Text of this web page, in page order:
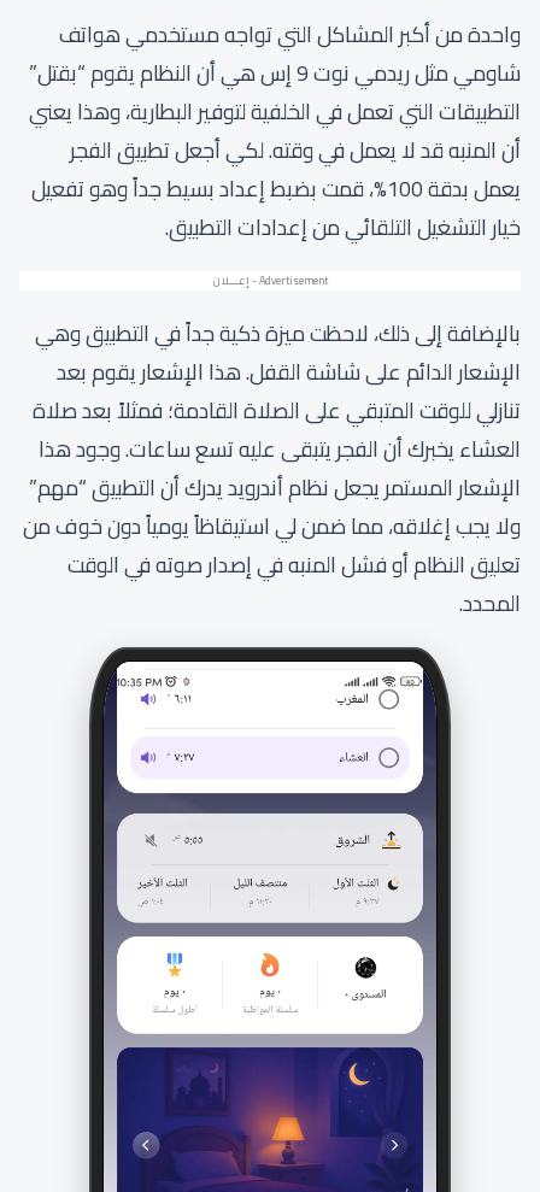
واحدة من أكبر المشاكل التي تواجه مستخدمي هواتف
شاومي مثل ريدمي نوت 9 إس هي أن النظام يقوم “بقتل”
التطبيقات التي تعمل في الخلفية لتوفير البطارية، وهذا يعني
أن المنبه قد لا يعمل في وقته. لكي أجعل تطبيق الفجر
يعمل بدقة 100%، قمت بضبط إعداد بسيط جداً وهو تفعيل
خيار التشغيل التلقائي من إعدادات التطبيق.
بالإضافة إلى ذلك، لاحظت ميزة ذكية جداً في التطبيق وهي
الإشعار الدائم على شاشة القفل. هذا الإشعار يقوم بعد
تنازلي للوقت المتبقي على الصلاة القادمة؛ فمثلاً بعد صلاة
العشاء يخبرك أن الفجر يتبقى عليه تسع ساعات. وجود هذا
الإشعار المستمر يجعل نظام أندرويد يدرك أن التطبيق “مهم”
ولا يجب إغلاقه، مما ضمن لي استيقاظاً يومياً دون خوف من
تعليق النظام أو فشل المنبه في إصدار صوته في الوقت
المحدد.